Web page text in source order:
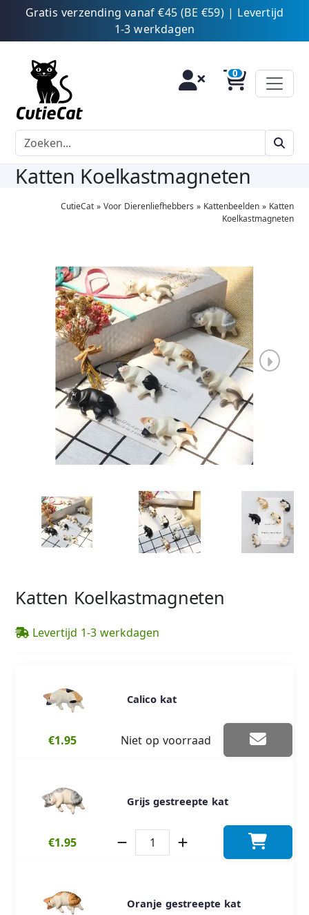
Gratis verzending vanaf €45 (BE €59) | Levertijd
1-3 werkdagen
Katten Koelkastmagneten
CutieCat» Voor Dierenliefhebbers » Kattenbeelden» Katten
Koelkastmagneten
Katten Koelkastmagneten
Levertijd 1-3 werkdagen
Calico kat
€1.95 Niet op voorraad
Grijs gestreepte kat
€1.95
Oranje gestreepte kat